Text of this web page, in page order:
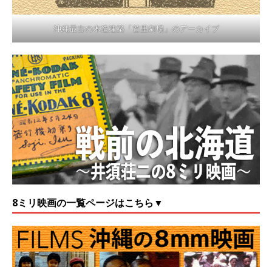
沖縄最古の木造建築「首里劇場」のアーカイブ
8ミリ映画の一覧ページはこちら▼